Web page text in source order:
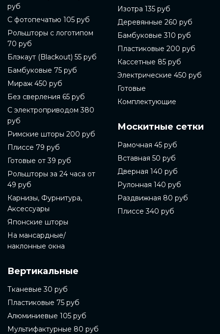
руб
С фотопечатью 105 руб
Рольшторы с логотипом
70 руб
Блэкаут (Blackout) 55 руб
Бамбуковые 75 руб
Мираж 450 руб
Без сверления 65 руб
С электроприводом 380
руб
Римские шторы 200 руб
Плиссе 79 руб
Готовые от 39 руб
Рольшторы за 24 часа от
49 руб
Карнизы, Фурнитура,
Аксессуары
Японские шторы
На мансардные/
наклонные окна
Вертикальные
Тканевые 30 руб
Пластиковые 75 руб
Алюминиевые 105 руб
Мультифактурные 80 руб
Изотра 135 руб
Деревянные 260 руб
Бамбуковые 310 руб
Пластиковые 200 руб
Кассетные 85 руб
Электрические 450 руб
Готовые
Комплектующие
Москитные сетки
Рамочная 45 руб
Вставная 50 руб
Дверная 140 руб
Рулонная 140 руб
Раздвижная 80 руб
Плиссе 340 руб